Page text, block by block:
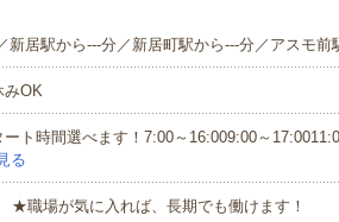
新居駅から---分／新居町駅から---分／アスモ前
OK
ト時間選べます！7:00～16:009:00～
る
場が気に入れば、長期でも働けます！